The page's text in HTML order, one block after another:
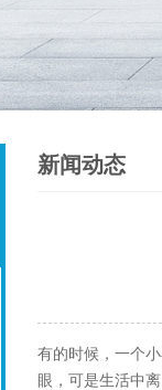
新闻动态
有的时候，一个
眼，可是生活中